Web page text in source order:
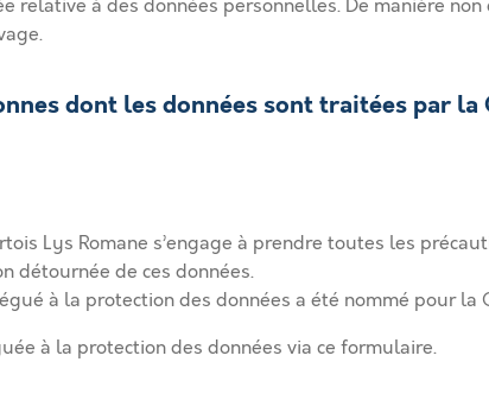
à des données personnelles. De manière
dont les données sont traitées par
Lys Romane s’engage à prendre toutes les
détournée de ces données.
à la protection des données a été nommé pour la
à la protection des données via ce formulaire.